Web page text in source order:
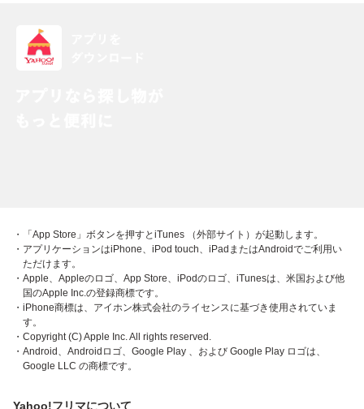
・「App Store」ボタンを押すとiTunes （外部サイト）が起動します。
・アプリケーションはiPhone、iPod touch、iPadまたはAndroidでご利用い
ただけます。
・Apple、Appleのロゴ、App Store、iPodのロゴ、iTunesは、米国および他
国のApple Inc.の登録商標です。
・iPhone商標は、アイホン株式会社のライセンスに基づき使用されていま
す。
・Copyright (C) Apple Inc. All rights reserved.
・Android、Androidロゴ、Google Play 、および Google Play ロゴは、
Google LLC の商標です。
Yahoo!フリマについて